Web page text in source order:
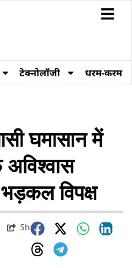
टेक्नोलॉजी धरम-करम
घमासान में
विपक्ष
Share